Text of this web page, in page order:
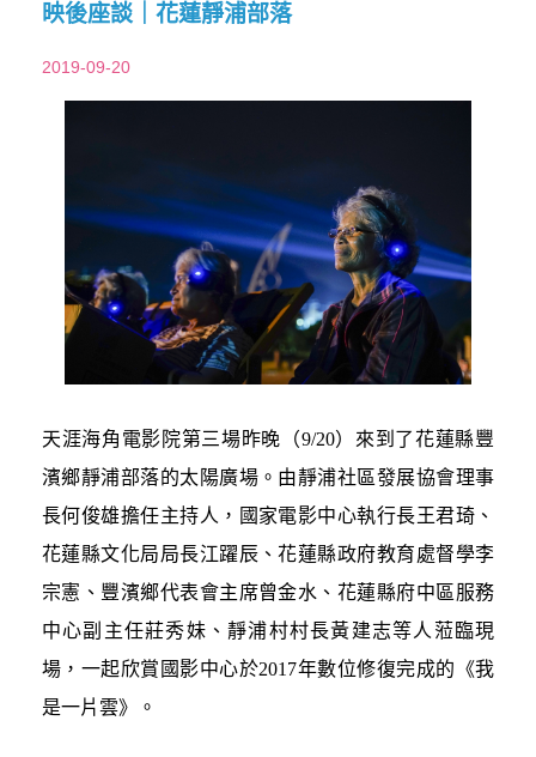
映後座談｜花蓮靜浦部落
2019-09-20
天涯海角電影院第三場昨晚（9/20）來到了花蓮縣豐
濱鄉靜浦部落的太陽廣場。由靜浦社區發展協會理事
長何俊雄擔任主持人，國家電影中心執行長王君琦、
花蓮縣文化局局長江躍辰、花蓮縣政府教育處督學李
宗憲、豐濱鄉代表會主席曾金水、花蓮縣府中區服務
中心副主任莊秀妹、靜浦村村長黃建志等人蒞臨現
場，一起欣賞國影中心於2017年數位修復完成的《我
是一片雲》。